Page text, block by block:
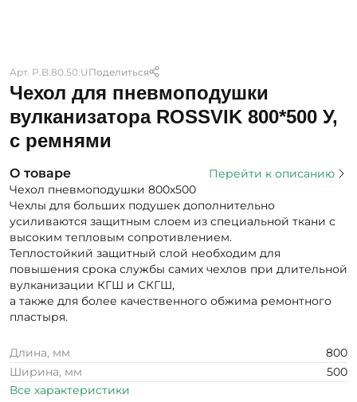
Арт. P.B.80.50.U Поделиться
Чехол для пневмоподушки
вулканизатора ROSSVIK 800*500 У,
с ремнями
О товаре
Перейти к описанию
Чехол пневмоподушки 800х500
Чехлы для больших подушек дополнительно
усиливаются защитным слоем из специальной ткани с
высоким тепловым сопротивлением.
Теплостойкий защитный слой необходим для
повышения срока службы самих чехлов при длительной
вулканизации КГШ и СКГШ,
а также для более качественного обжима ремонтного
пластыря.
Длина, мм
800
Ширина, мм
500
Все характеристики